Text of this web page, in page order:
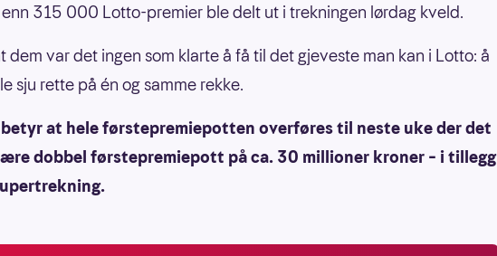
315 000 Lotto-premier ble delt ut i trekningen lørdag kveld.
dem var det ingen som klarte å få til det gjeveste man kan i Lotto: å
sju rette på én og samme rekke.
at hele førstepremiepotten overføres til neste uke der det
dobbel førstepremiepott på ca. 30 millioner kroner – i tillegg